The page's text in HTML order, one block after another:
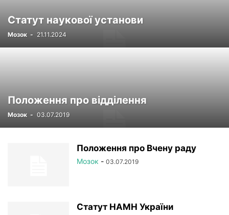
ФОТОРЕПОРТАЖ ЦІКАВІ ПРОФЕСІЙНІ ВИПАДКИ
Статут наукової установи
Мозок - 21.11.2024
Положення про відділення
Мозок - 03.07.2019
Положення про Вчену раду
Мозок - 03.07.2019
Статут НАМН України